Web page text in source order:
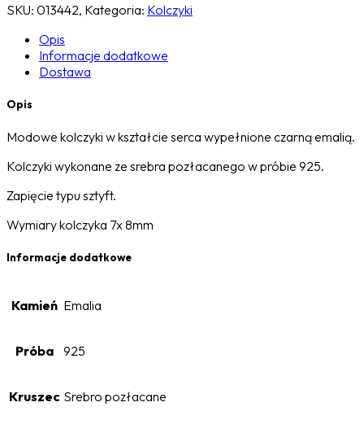
SKU: 013442, Kategoria: Kolczyki
Opis
Informacje dodatkowe
Dostawa
Opis
Modowe kolczyki w kształcie serca wypełnione czarną emalią.
Kolczyki wykonane ze srebra pozłacanego w próbie 925.
Zapięcie typu sztyft.
Wymiary kolczyka 7x 8mm
Informacje dodatkowe
Kamień Emalia
Próba 925
Kruszec Srebro pozłacane